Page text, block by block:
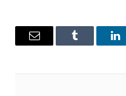
لينكدإن Tumblr
البريد